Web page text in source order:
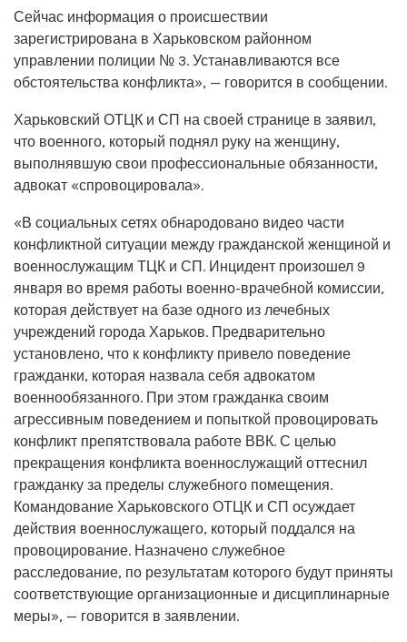
Сейчас информация о происшествии
зарегистрирована в Харьковском районном
управлении полиции № 3. Устанавливаются все
обстоятельства конфликта», — говорится в сообщении.
Харьковский ОТЦК и СП на своей странице в заявил,
что военного, который поднял руку на женщину,
выполнявшую свои профессиональные обязанности,
адвокат «спровоцировала».
«В социальных сетях обнародовано видео части
конфликтной ситуации между гражданской женщиной и
военнослужащим ТЦК и СП. Инцидент произошел 9
января во время работы военно-врачебной комиссии,
которая действует на базе одного из лечебных
учреждений города Харьков. Предварительно
установлено, что к конфликту привело поведение
гражданки, которая назвала себя адвокатом
военнообязанного. При этом гражданка своим
агрессивным поведением и попыткой провоцировать
конфликт препятствовала работе ВВК. С целью
прекращения конфликта военнослужащий оттеснил
гражданку за пределы служебного помещения.
Командование Харьковского ОТЦК и СП осуждает
действия военнослужащего, который поддался на
провоцирование. Назначено служебное
расследование, по результатам которого будут приняты
соответствующие организационные и дисциплинарные
меры», — говорится в заявлении.